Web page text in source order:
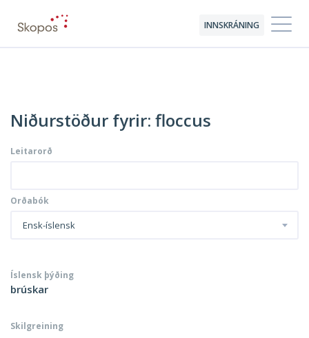
INNSKRÁNING
Niðurstöður fyrir: floccus
Leitarorð
Orðabók
Ensk-íslensk
Íslensk þýðing
brúskar
Skilgreining